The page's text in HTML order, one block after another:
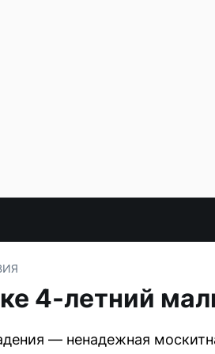
4-летний
— ненадежная